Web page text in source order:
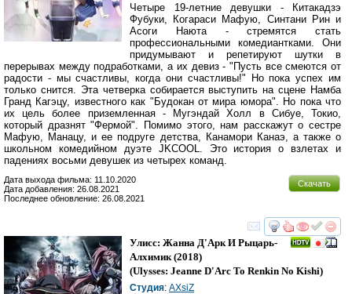
Четыре 19-летние девушки - Китакадзэ
Фубуки, Когараси Мафую, Синтани Рин и
Асоги Наюта - стремятся стать
профессиональными комедиантками. Они
придумывают и репетируют шутки в
перерывах между подработками, а их девиз - "Пусть все смеются от
радости - мы счастливы, когда они счастливы!" Но пока успех им
только снится. Эта четверка собирается выступить на сцене Намба
Гранд Кагэцу, известного как "Будокан от мира юмора". Но пока что
их цель более приземленная - Мугэндай Холл в Сибуе, Токио,
который дразнят "Фермой". Помимо этого, нам расскажут о сестре
Мафую, Манацу, и ее подруге детства, Канамори Канаэ, а также о
школьном комедийном дуэте JKCOOL. Это история о взлетах и
падениях восьми девушек из четырех команд.
Скачать
Дата выхода фильма: 11.10.2020
Дата добавления: 26.08.2021
Последнее обновление: 26.08.2021
смотреть
Улисс: Жанна Д'Арк И Рыцарь-
Алхимик (2018)
(Ulysses: Jeanne D'Arc To Renkin No Kishi)
Студия: AXsiZ